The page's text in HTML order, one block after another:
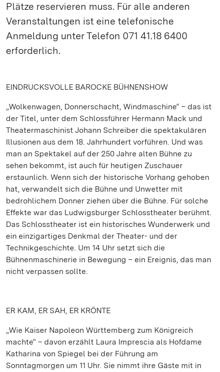
Plätze reservieren muss. Für alle anderen
Veranstaltungen ist eine telefonische
Anmeldung unter Telefon 071 41.18 6400
erforderlich.
EINDRUCKSVOLLE BAROCKE BÜHNENSHOW
„Wolkenwagen, Donnerschacht, Windmaschine“ – das ist
der Titel, unter dem Schlossführer Hermann Mack und
Theatermaschinist Johann Schreiber die spektakulären
Illusionen aus dem 18. Jahrhundert vorführen. Und was
man an Spektakel auf der 250 Jahre alten Bühne zu
sehen bekommt, ist auch für heutigen Zuschauer
erstaunlich. Wenn sich der historische Vorhang gehoben
hat, verwandelt sich die Bühne und Unwetter mit
bedrohlichem Donner ziehen über die Bühne. Für solche
Effekte war das Ludwigsburger Schlosstheater berühmt.
Das Schlosstheater ist ein historisches Wunderwerk und
ein einzigartiges Denkmal der Theater- und der
Technikgeschichte. Um 14 Uhr setzt sich die
Bühnenmaschinerie in Bewegung – ein Ereignis, das man
nicht verpassen sollte.
ER KAM, ER SAH, ER KRÖNTE
„Wie Kaiser Napoleon Württemberg zum Königreich
machte“ – davon erzählt Laura Imprescia als Hofdame
Katharina von Spiegel bei der Führung am
Sonntagmorgen um 11 Uhr. Sie nimmt ihre Gäste mit in